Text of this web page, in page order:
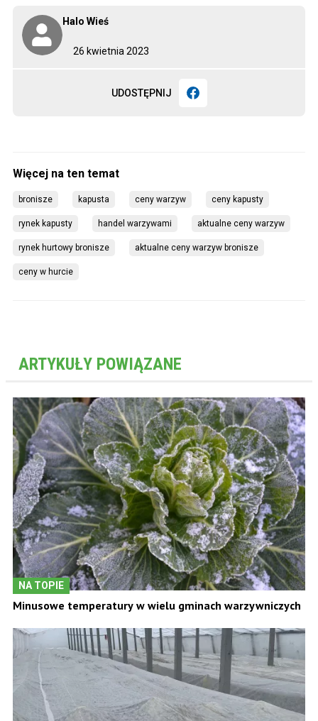
26 kwietnia 2023
Halo Wieś
UDOSTĘPNIJ
bronisze kapusta ceny warzyw ceny kapusty
rynek kapusty handel warzywami aktualne ceny warzyw
rynek hurtowy bronisze aktualne ceny warzyw bronisze
ceny w hurcie
ARTYKUŁY POWIĄZANE
NA TOPIE
Minusowe temperatury w wielu gminach warzywniczych